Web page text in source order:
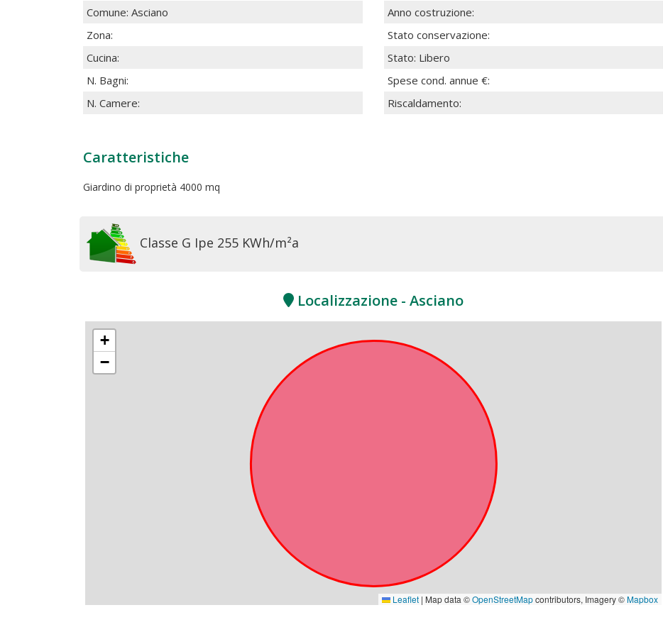
Comune: Asciano
Zona:
Cucina:
N. Bagni:
N. Camere:
Anno costruzione:
Stato conservazione:
Stato: Libero
Spese cond. annue €:
Riscaldamento:
Caratteristiche
Giardino di proprietà 4000 mq
Classe G Ipe 255 KWh/m²a
Localizzazione - Asciano